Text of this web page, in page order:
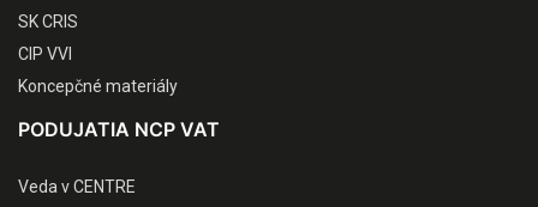
SK CRIS
CIP VVI
Koncepčné materiály
PODUJATIA NCP VAT
Veda v CENTRE